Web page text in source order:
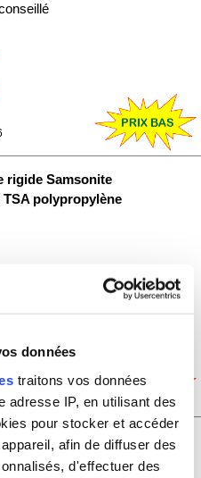
données
traitons vos données
adresse IP, en utilisant des
pour stocker et accéder
afin de diffuser des
d'effectuer des
rigide Samsonite
TSA polypropylène
XL rigide Samsonite
TSA polypropylène